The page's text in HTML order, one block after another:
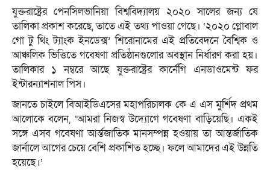
যুক্তরাষ্ট্রের পেনসিলভানিয়া বিশ্ববিদ্যালয় ২০২০ সালের জন্য যে
তালিকা প্রকাশ করেছে, তাতে এই তথ্য পাওয়া গেছে। ‘২০২০ গ্লোবাল
গো টু থিং ট্যাংক ইনডেক্স’ শিরোনামের এই প্রতিবেদনে বৈশ্বিক ও
আঞ্চলিক ভিত্তিতে গবেষণা প্রতিষ্ঠানগুলোর অবস্থান নির্ধারণ করা হয়।
তালিকার ১ নম্বরে আছে যুক্তরাষ্ট্রের কার্নেগি এনডাওমেন্ট ফর
ইন্টারন্যাশনাল পিস।
জানতে চাইলে বিআইডিএসের মহাপরিচালক কে এ এস মুর্শিদ প্রথম
আলোকে বলেন, ‘আমরা নিজস্ব উদ্যোগে গবেষণা বাড়িয়েছি। একই
সঙ্গে এসব গবেষণা আর্ন্তজাতিক মানসম্পন্ন হওয়ায় তা আন্তর্জাতিক
জার্নালে আগের চেয়ে বেশি প্রকাশিত হচ্ছে। ফলে আমাদের এই উন্নতি
হয়েছে।’